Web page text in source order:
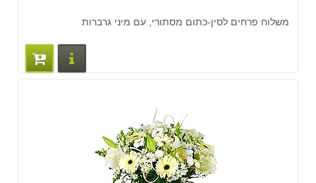
משלוח פרחים לסין-כתום מסתורי, עם מיני גרברות
פרטים